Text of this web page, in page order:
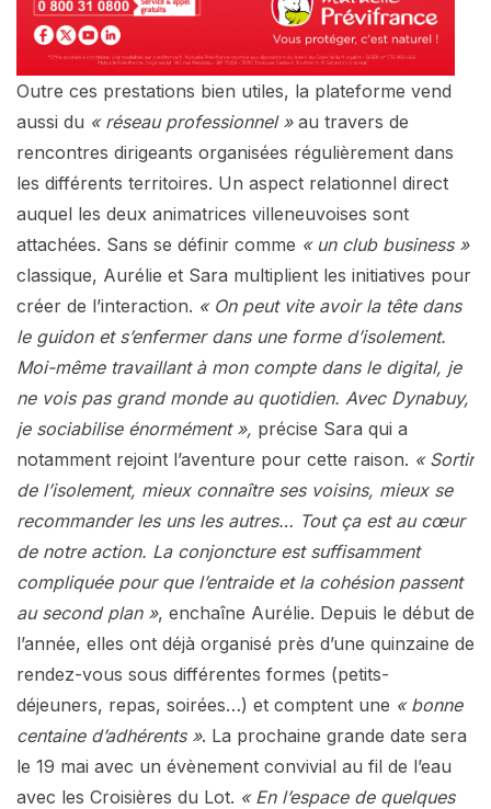
Outre ces prestations bien utiles, la plateforme vend
aussi du « réseau professionnel »au travers de
rencontres dirigeants organisées régulièrement dans
les différents territoires. Un aspect relationnel direct
auquel les deux animatrices villeneuvoises sont
attachées. Sans se définir comme « un club business »
classique, Aurélie et Sara multiplient les initiatives pour
créer de l’interaction. « On peut vite avoir la tête dans
le guidon et s’enfermer dans une forme d’isolement.
Moi-même travaillant à mon compte dans le digital, je
ne vois pas grand monde au quotidien. Avec Dynabuy,
je sociabilise énormément », précise Sara qui a
notamment rejoint l’aventure pour cette raison. « Sortir
de l’isolement, mieux connaître ses voisins, mieux se
recommander les uns les autres… Tout ça est au cœur
de notre action. La conjoncture est suffisamment
compliquée pour que l’entraide et la cohésion passent
au second plan », enchaîne Aurélie. Depuis le début de
l’année, elles ont déjà organisé près d’une quinzaine de
rendez-vous sous différentes formes (petits-
déjeuners, repas, soirées…) et comptent une « bonne
centaine d’adhérents ». La prochaine grande date sera
le 19 mai avec un évènement convivial au fil de l’eau
avec les Croisières du Lot. « En l’espace de quelques